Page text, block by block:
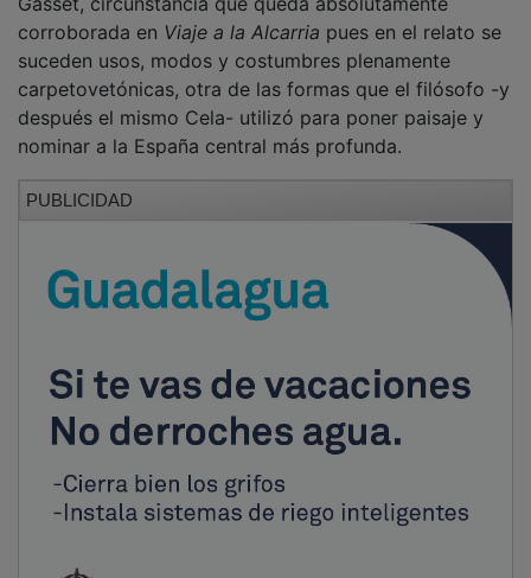
corroborada enViaje a la Alcarriapues en el relato se
suceden usos, modos y costumbres plenamente
carpetovetónicas, otra de las formas que el filósofo -y
después el mismo Cela- utilizó para poner paisaje y
nominar a la España central más profunda.